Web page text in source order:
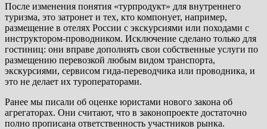
После изменения понятия «турпродукт» для внутреннего
туризма, это затронет и тех, кто компонует, например,
размещение в отелях России с экскурсиями или походами с
инструктором-проводником. Исключение сделано только для
гостиниц: они вправе дополнять свои собственные услуги по
размещению перевозкой любым видом транспорта,
экскурсиями, сервисом гида-переводчика или проводника, и
это не делает их туроператорами.
Ранее мы писали об оценке юристами нового закона об
агрегаторах. Они считают, что в законопроекте достаточно
полно прописана ответственность участников рынка.